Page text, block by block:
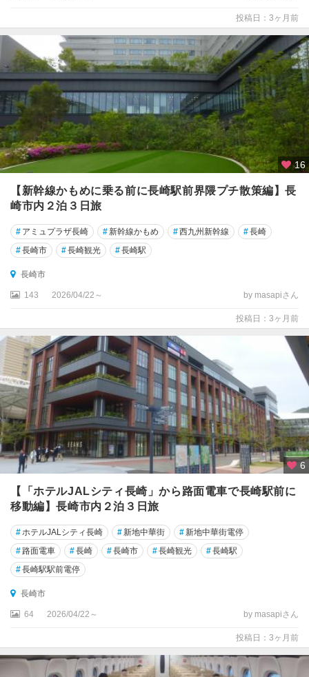
投稿日：3ヶ月前
16
【新幹線かもめに乗る前に長崎駅前界隈プチ散策編】長
崎市内２泊３日旅
# アミュプラザ長崎 #新幹線かもめ #西九州新幹線 #長崎
#長崎市 #長崎観光 #長崎駅
長崎市
143 2026/04/22～ by masapiさん
投稿日：3ヶ月前
6
【「ホテルJALシティ長崎」から路面電車で長崎駅前に
移動編】長崎市内２泊３日旅
# ホテルJALシティ長崎 #新地中華街 #新地中華街電停
#路面電車 #長崎 #長崎市 #長崎観光 #長崎駅
#長崎駅駅前電停
長崎市
64 2026/04/22～ by masapiさん
投稿日：3ヶ月前